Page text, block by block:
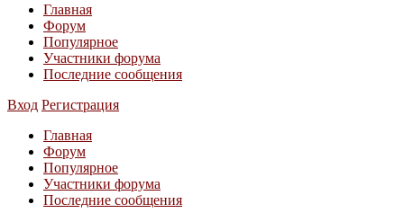
Главная
Форум
Популярное
Участники форума
Последние сообщения
Вход Регистрация
Главная
Форум
Популярное
Участники форума
Последние сообщения